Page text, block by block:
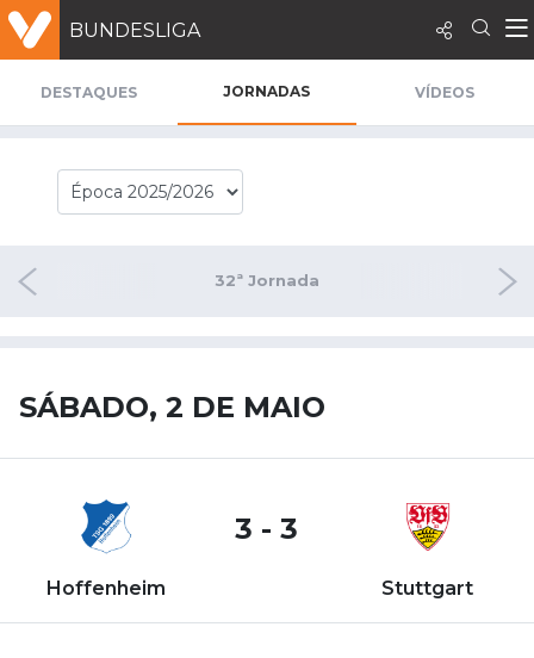
BUNDESLIGA
DESTAQUES JORNADAS VÍDEOS
32ª Jornada 33ª
SÁBADO, 2 DE MAIO
Hoffenheim
3 - 3
Stuttgart